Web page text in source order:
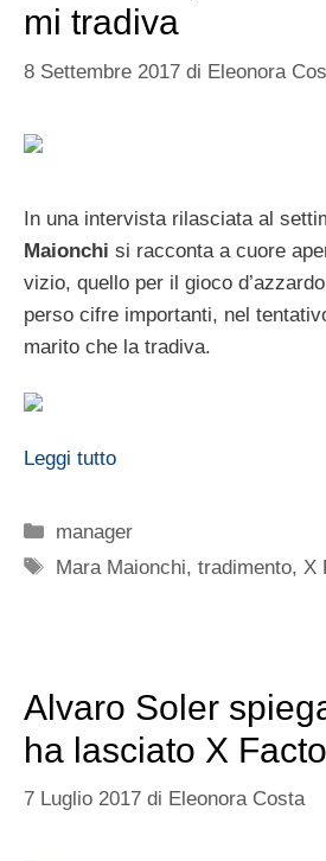
mi tradiva
8 Settembre 2017 di Eleonora
In una intervista rilasciata al
Maionchi si racconta a cuore
vizio, quello per il gioco
perso cifre importanti, nel
marito che la tradiva.
Leggi tutto
Categorie
manager
Tag
Mara Maionchi,tradimento, X
Alvaro Soler
ha lasciato X
7 Luglio 2017 di Eleonora Costa